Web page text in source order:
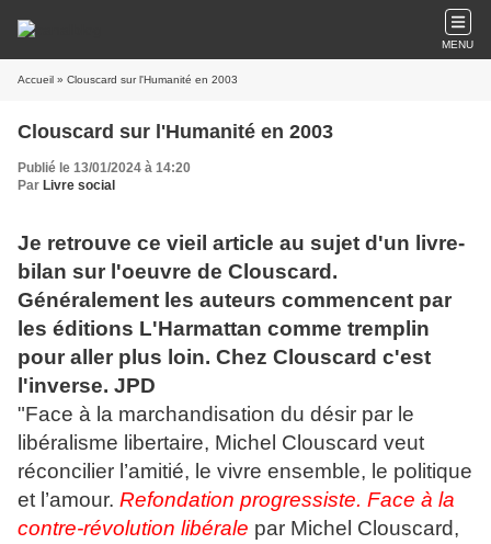
MENU
Accueil » Clouscard sur l'Humanité en 2003
Clouscard sur l'Humanité en 2003
Publié le 13/01/2024 à 14:20
Par Livre social
Je retrouve ce vieil article au sujet d'un livre-
bilan sur l'oeuvre de Clouscard.
Généralement les auteurs commencent par
les éditions L'Harmattan comme tremplin
pour aller plus loin. Chez Clouscard c'est
l'inverse. JPD
"Face à la marchandisation du désir par le
libéralisme libertaire, Michel Clouscard veut
réconcilier l’amitié, le vivre ensemble, le politique
et l’amour. Refondation progressiste. Face à la
contre-révolution libérale par Michel Clouscard,